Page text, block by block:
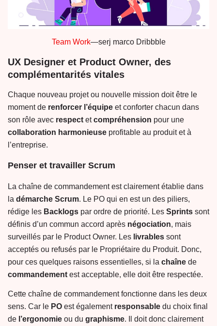
Team Work—serj marco Dribbble
UX Designer et Product Owner, des
complémentarités vitales
Chaque nouveau projet ou nouvelle mission doit être le
moment de renforcer l’équipe et conforter chacun dans
son rôle avec respect etcompréhension pour une
collaboration harmonieuse profitable au produit et à
l’entreprise.
Penser et travailler Scrum
La chaîne de commandement est clairement établie dans
la démarche Scrum. Le PO qui en est un des piliers,
rédige les Backlogs par ordre de priorité. Les Sprints sont
définis d’un commun accord après négociation, mais
surveillés par le Product Owner. Les livrables sont
acceptés ou refusés par le Propriétaire du Produit. Donc,
pour ces quelques raisons essentielles, si la chaîne de
commandement est acceptable, elle doit être respectée.
Cette chaîne de commandement fonctionne dans les deux
sens. Car le PO est également responsable du choix final
de l’ergonomie ou du graphisme. Il doit donc clairement